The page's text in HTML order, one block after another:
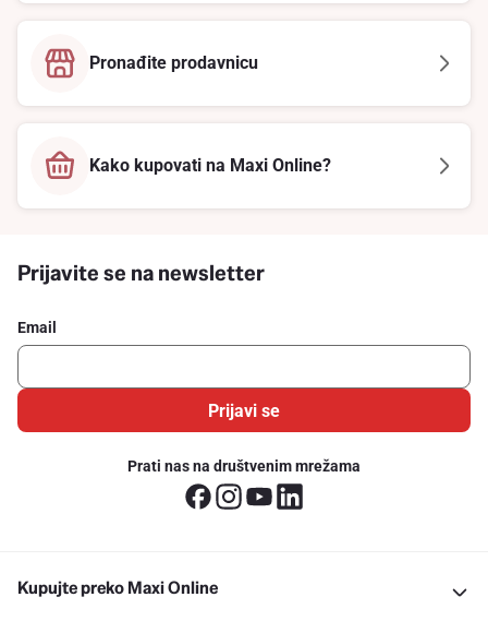
Pronađite prodavnicu
Kako kupovati na Maxi Online?
Prijavite se na newsletter
Email
Prijavi se
Prati nas na društvenim mrežama
Kupujte preko Maxi Online